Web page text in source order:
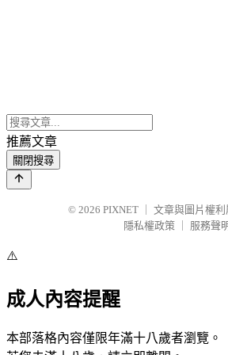
推薦文章
關閉搜尋
© 2026 PIXNET
文章與圖片權
隱私權政策
服務聲
⚠️
成人內容提醒
本部落格內容僅限年滿十八歲者瀏覽。